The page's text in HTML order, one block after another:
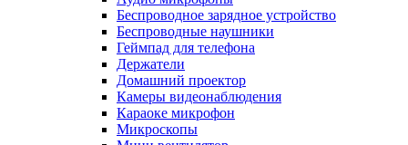
Беспроводное зарядное устройство
Беспроводные наушники
Геймпад для телефона
Держатели
Домашний проектор
Камеры видеонаблюдения
Караоке микрофон
Микроскопы